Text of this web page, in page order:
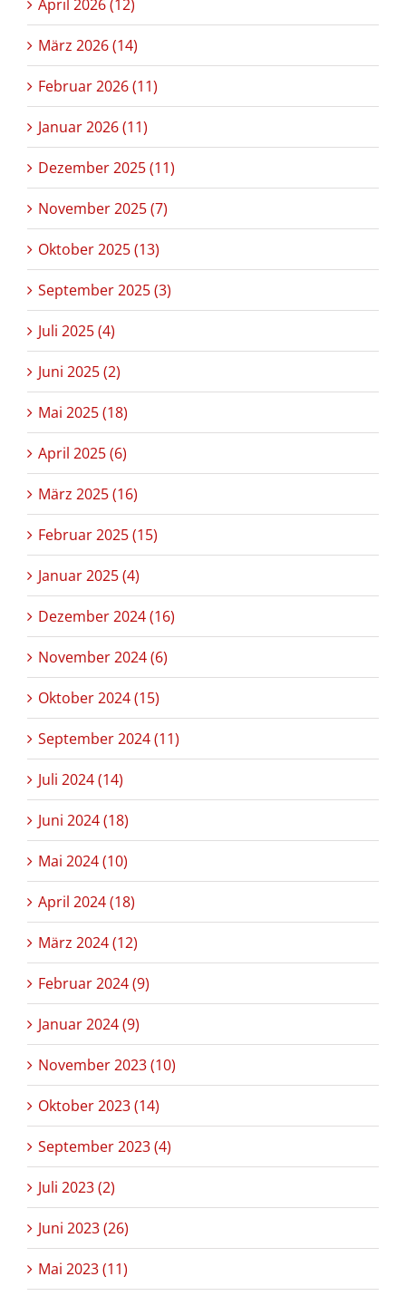
April 2026 (12)
März 2026 (14)
Februar 2026 (11)
Januar 2026 (11)
Dezember 2025 (11)
November 2025 (7)
Oktober 2025 (13)
September 2025 (3)
Juli 2025 (4)
Juni 2025 (2)
Mai 2025 (18)
April 2025 (6)
März 2025 (16)
Februar 2025 (15)
Januar 2025 (4)
Dezember 2024 (16)
November 2024 (6)
Oktober 2024 (15)
September 2024 (11)
Juli 2024 (14)
Juni 2024 (18)
Mai 2024 (10)
April 2024 (18)
März 2024 (12)
Februar 2024 (9)
Januar 2024 (9)
November 2023 (10)
Oktober 2023 (14)
September 2023 (4)
Juli 2023 (2)
Juni 2023 (26)
Mai 2023 (11)